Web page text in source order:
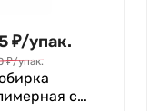
₽/упак.
₽/упак.
с